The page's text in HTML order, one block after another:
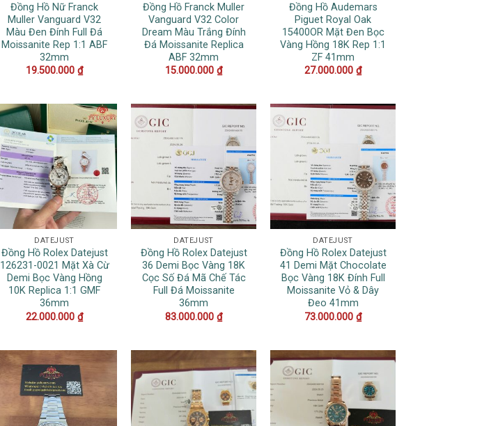
Đồng Hồ Nữ Franck
Muller Vanguard V32
Màu Đen Đính Full Đá
Moissanite Rep 1:1 ABF
32mm
19.500.000 ₫
Đồng Hồ Franck Muller
Vanguard V32 Color
Dream Màu Trắng Đính
Đá Moissanite Replica
ABF 32mm
15.000.000 ₫
Đồng Hồ Audemars
Piguet Royal Oak
15400OR Mặt Đen Bọc
Vàng Hồng 18K Rep 1:1
ZF 41mm
27.000.000 ₫
DATEJUST
Đồng Hồ Rolex Datejust
126231-0021 Mặt Xà Cừ
Demi Bọc Vàng Hồng
10K Replica 1:1 GMF
36mm
22.000.000 ₫
DATEJUST
Đồng Hồ Rolex Datejust
36 Demi Bọc Vàng 18K
Cọc Số Đá Mã Chế Tác
Full Đá Moissanite
36mm
83.000.000 ₫
DATEJUST
Đồng Hồ Rolex Datejust
41 Demi Mặt Chocolate
Bọc Vàng 18K Đính Full
Moissanite Vỏ & Dây
Đeo 41mm
73.000.000 ₫